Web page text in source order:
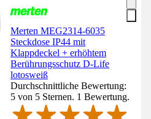
Merten MEG2314-6035
Steckdose IP44 mit
Klappdeckel + erhöhtem
Berührungsschutz D-Life
lotosweiß
Durchschnittliche Bewertung:
5 von 5 Sternen. 1 Bewertung.